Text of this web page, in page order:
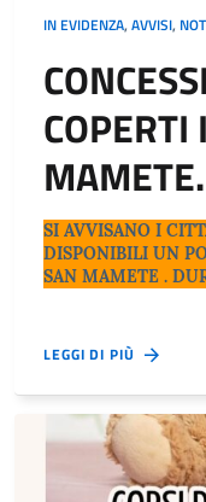
IN EVIDENZA, AVVISI,
MAMETE.
SI AVVISANO I
DISPONIBILI UN
SAN MAMETE .
LEGGI DI PIÙ